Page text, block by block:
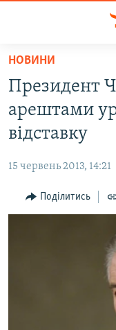
Перейти
основного
матеріалу
Перейти
до
основної
навігації
Перейти
до
ВОДА.КРИМ
ВІДЕО ТА ФОТО
БЛОГИ
ПОГЛЯД
ЯК ОБІЙТИ
НОВИНИ
Президент
арештами
відставку
15 червень 2013, 14:21
Поділитись